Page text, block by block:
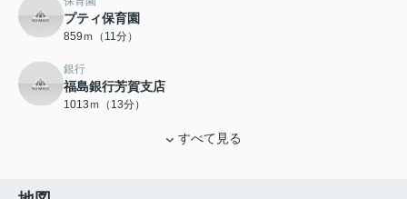
プティ保育園
859ｍ（11分）
銀行
福島銀行芳賀支店
1013ｍ（13分）
すべて見る